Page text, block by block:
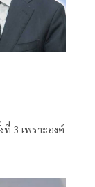
3 เพราะองค์